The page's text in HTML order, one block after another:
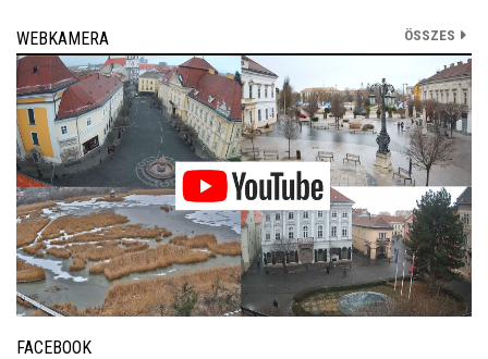
WEBKAMERA ÖSSZES
FACEBOOK